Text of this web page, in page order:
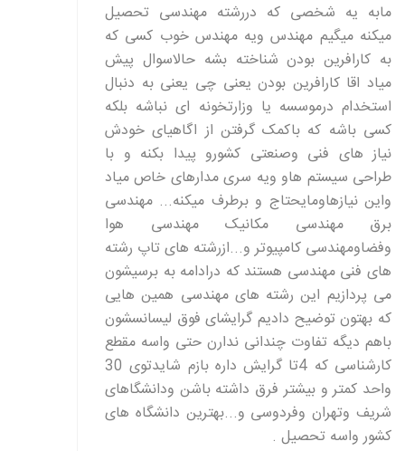
مابه یه شخصی که دررشته مهندسی تحصیل
میکنه میگیم مهندس ویه مهندس خوب کسی که
به کارافرین بودن شناخته بشه حالاسوال پیش
میاد اقا کارافرین بودن یعنی چی یعنی به دنبال
استخدام درموسسه یا وزارتخونه ای نباشه بلکه
کسی باشه که باکمک گرفتن از اگاهیای خودش
نیاز های فنی وصنعتی کشورو پیدا بکنه و با
طراحی سیستم هاو ویه سری مدارهای خاص میاد
واین نیازهاومایحتاج و برطرف میکنه... مهندسی
برق مهندسی مکانیک مهندسی هوا
وفضاومهندسی کامپیوتر و...ازرشته های تاپ رشته
های فنی مهندسی هستند که درادامه به برسیشون
می پردازیم این رشته های مهندسی همین هایی
که بهتون توضیح دادیم گرایشای فوق لیسانسشون
باهم دیگه تفاوت چندانی ندارن حتی واسه مقطع
کارشناسی که 4تا گرایش داره بازم شایدتوی 30
واحد کمتر و بیشتر فرق داشته باشن ودانشگاهای
شریف وتهران وفردوسی و...بهترین دانشگاه های
کشور واسه تحصیل .